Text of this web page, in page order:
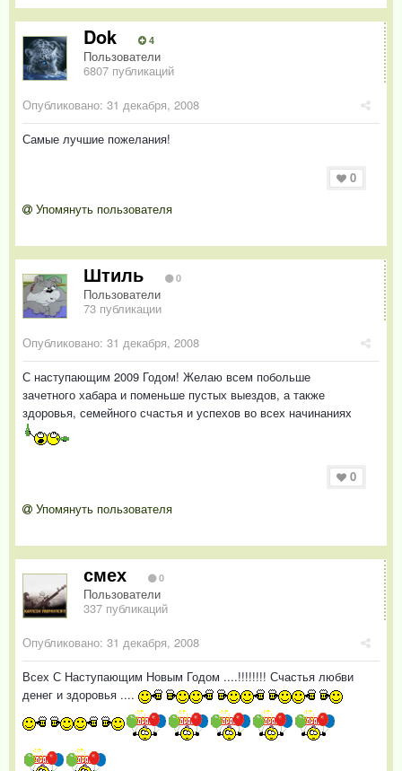
Dok 4
Пользователи
6807 публикаций
Опубликовано: 31 декабря, 2008
Самые лучшие пожелания!
0
Упомянуть пользователя
Штиль 0
Пользователи
73 публикации
Опубликовано: 31 декабря, 2008
С наступающим 2009 Годом! Желаю всем побольше
зачетного хабара и поменьше пустых выездов, а также
здоровья, семейного счастья и успехов во всех начинаниях
0
Упомянуть пользователя
смех 0
Пользователи
337 публикаций
Опубликовано: 31 декабря, 2008
Всех С Наступающим Новым Годом ....!!!!!!!! Счастья любви
денег и здоровья ....